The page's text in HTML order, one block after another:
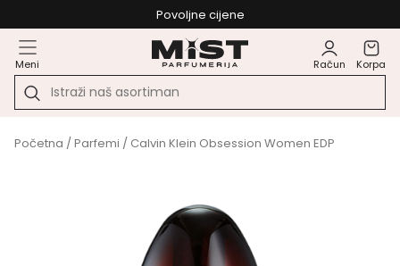
Povoljne cijene
Meni Račun Korpa
Početna /Parfemi / Calvin Klein Obsession Women EDP